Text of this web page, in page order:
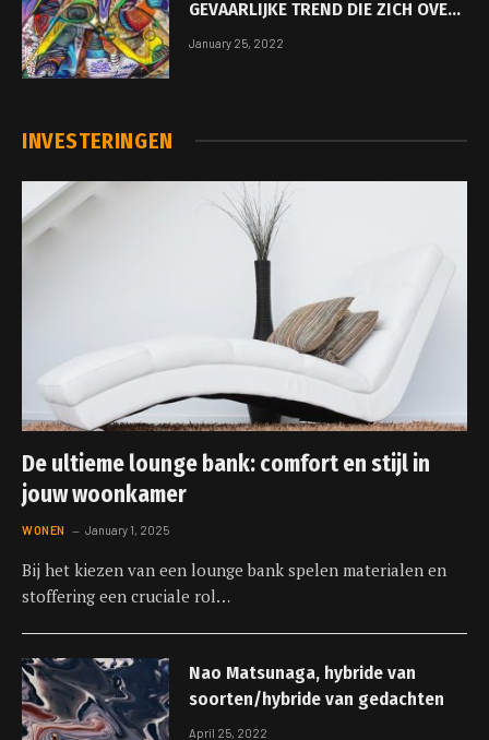
GEVAARLIJKE TREND DIE ZICH OVER
DE WERELD VERSPREIDT
January 25, 2022
INVESTERINGEN
De ultieme lounge bank: comfort en stijl in
jouw woonkamer
WONEN January 1, 2025
Bij het kiezen van een lounge bank spelen materialen en
stoffering een cruciale rol…
Nao Matsunaga, hybride van
soorten/hybride van gedachten
April 25, 2022